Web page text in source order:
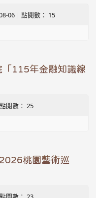
06 | 點閱數： 15
「115年金融知識線
閱數： 25
桃園藝術巡